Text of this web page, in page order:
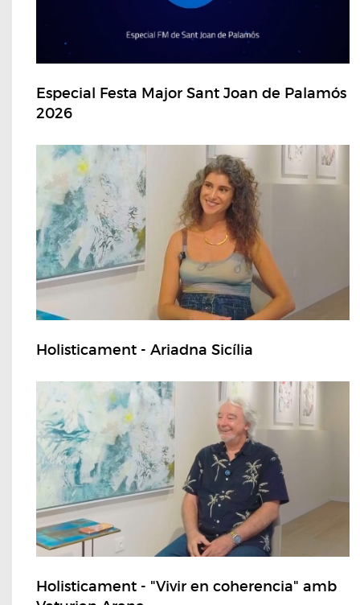
Especial Festa Major Sant Joan de Palamós
2026
Holisticament - Ariadna Sicília
Holisticament - "Vivir en coherencia" amb